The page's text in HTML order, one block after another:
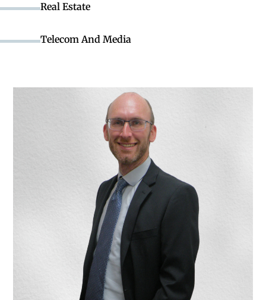
Real Estate
Telecom And Media